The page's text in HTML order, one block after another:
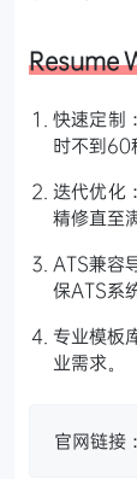
Resume
快速定制
时不到60
迭代优化
精修直至
ATS兼容
保ATS系
专业模板
业需求。
官网链接：